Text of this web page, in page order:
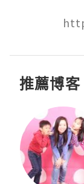
推薦博客